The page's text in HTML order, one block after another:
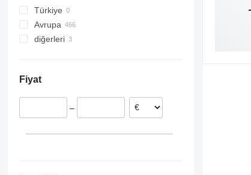
EuroCargo ML80
EuroCargo ML150
Türkiye
Avrupa
Almanya
Çekya
Belçika
diğerleri
Fiyat
–